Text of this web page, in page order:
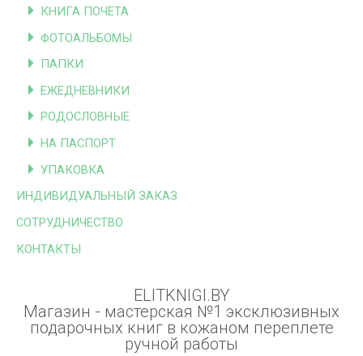
КНИГА ПОЧЕТА
ФОТОАЛЬБОМЫ
ПАПКИ
ЕЖЕДНЕВНИКИ
РОДОСЛОВНЫЕ
НА ПАСПОРТ
УПАКОВКА
ИНДИВИДУАЛЬНЫЙ ЗАКАЗ
СОТРУДНИЧЕСТВО
КОНТАКТЫ
ELITKNIGI.BY
Магазин - мастерская №1 эксклюзивных
подарочных книг в кожаном переплете
ручной работы